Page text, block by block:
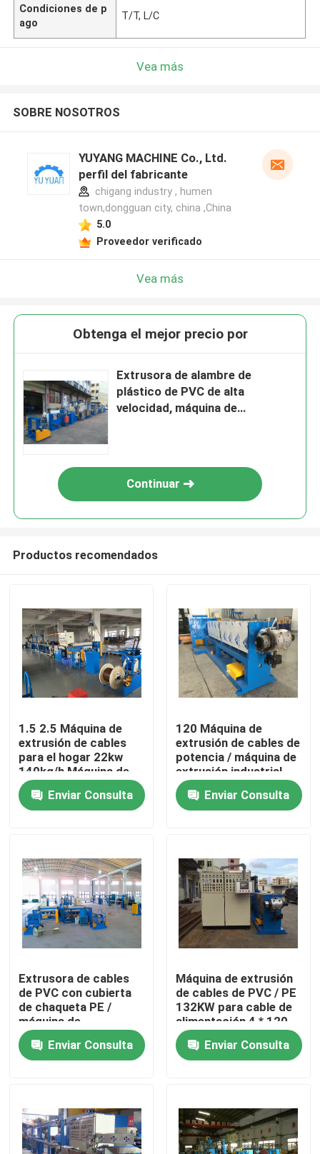
En casa
Productos
Sobre nosotros
Recorrido por la fábrica
Contacta con nosotros
Solicitar una cita
Máquina de extrusión de alambre
Condiciones de p
ago
T/T, L/C
Vea más
SOBRE NOSOTROS
YUYANG MACHINE Co., Ltd.
perfil del fabricante
chigang industry , humen
town,dongguan city, china ,China
5.0
Proveedor verificado
Vea más
Obtenga el mejor precio por
Extrusora de alambre de
plástico de PVC de alta
velocidad, máquina de
Continuar
Productos recomendados
1.5 2.5 Máquina de
extrusión de cables
para el hogar 22kw
140kg/h Máquina de
extrusión de alambre
Enviar Consulta
120 Máquina de
extrusión de cables de
potencia / máquina de
extrusión industrial
Enviar Consulta
Extrusora de cables
de PVC con cubierta
de chaqueta PE /
máquina de
fabricación de cables
eléctricosEnviar Consulta
Máquina de extrusión
de cables de PVC / PE
132KW para cable de
alimentación 4 * 120
Enviar Consulta